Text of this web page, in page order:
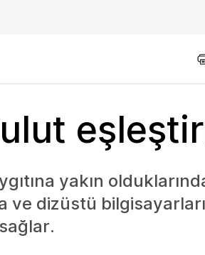
yakın
ve dizüstü